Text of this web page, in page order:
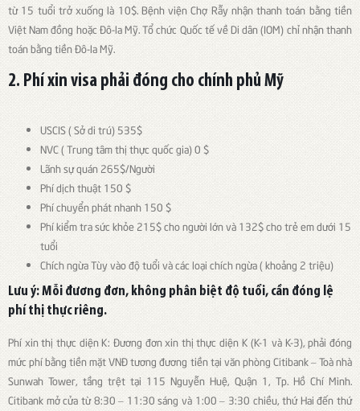
từ 15 tuổi trở xuống là 10$. Bệnh viện Chợ Rẫy nhận thanh toán bằng tiền
Việt Nam đồng hoặc Đô-la Mỹ. Tổ chức Quốc tế về Di dân (IOM) chỉ nhận thanh
toán bằng tiền Đô-la Mỹ.
2. Phí xin visa phải đóng cho chính phủ Mỹ​
USCIS ( Sở di trú) 535$
NVC ( Trung tâm thị thực quốc gia) 0 $
Lãnh sự quán 265$/Người
Phí dịch thuật 150 $
Phí chuyển phát nhanh 150 $
Phí kiểm tra sức khỏe 215$ cho người lớn và 132$ cho trẻ em dưới 15
tuổi
Chích ngừa Tùy vào độ tuổi và các loại chích ngừa ( khoảng 2 triệu)
Lưu ý: Mỗi đương đơn, không phân biệt độ tuổi, cần đóng lệ
phí thị thực riêng.
Phí xin thị thực diện K: Đương đơn xin thị thực diện K (K-1 và K-3), phải đóng
mức phí bằng tiền mặt VNĐ tương đương tiền tại văn phòng Citibank – Toà nhà
Sunwah Tower, tầng trệt tại 115 Nguyễn Huệ, Quận 1, Tp. Hồ Chí Minh.
Citibank mở cửa từ 8:30 – 11:30 sáng và 1:00 – 3:30 chiều, thứ Hai đến thứ